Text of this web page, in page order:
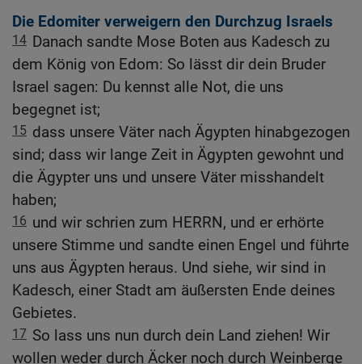
Die Edomiter verweigern den Durchzug Israels
14 Danach sandte Mose Boten aus Kadesch zu
dem König von Edom: So lässt dir dein Bruder
Israel sagen: Du kennst alle Not, die uns
begegnet ist;
15 dass unsere Väter nach Ägypten hinabgezogen
sind; dass wir lange Zeit in Ägypten gewohnt und
die Ägypter uns und unsere Väter misshandelt
haben;
16 und wir schrien zum HERRN, und er erhörte
unsere Stimme und sandte einen Engel und führte
uns aus Ägypten heraus. Und siehe, wir sind in
Kadesch, einer Stadt am äußersten Ende deines
Gebietes.
17 So lass uns nun durch dein Land ziehen! Wir
wollen weder durch Äcker noch durch Weinberge